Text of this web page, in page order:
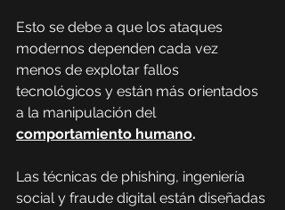
Esto se debe a que los ataques
modernos dependen cada vez
menos de explotar fallos
tecnológicos y están más orientados
a la manipulación del
comportamiento humano.
Las técnicas de phishing, ingeniería
social y fraude digital están diseñadas